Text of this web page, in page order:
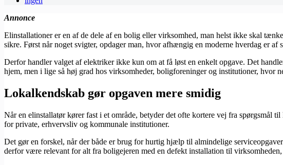
Annonce
Elinstallationer er en af de dele af en bolig eller virksomhed, man helst ikke skal
sikre. Først når noget svigter, opdager man, hvor afhængig en moderne hverdag er af
Derfor handler valget af elektriker ikke kun om at få løst en enkelt opgave. Det
hjem, men i lige så høj grad hos virksomheder, boligforeninger og institutioner, hvor
Lokalkendskab gør opgaven mere smidig
Når en elinstallatør kører fast i et område, betyder det ofte kortere vej fra spørgsmål
for private, erhvervsliv og kommunale institutioner.
Det gør en forskel, når der både er brug for hurtig hjælp til almindelige
derfor være relevant for alt fra boligejeren med en defekt installation til